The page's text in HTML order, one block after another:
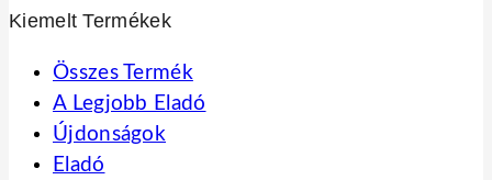
Kiemelt Termékek
Összes Termék
A Legjobb Eladó
Újdonságok
Eladó